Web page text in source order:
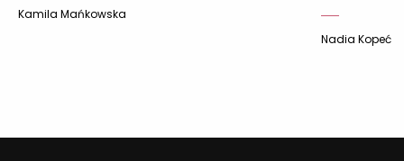
Kamila Mańkowska
Nadia Kopeć